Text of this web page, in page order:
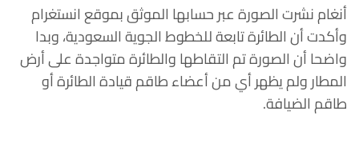
أنغام نشرت الصورة عبر حسابها الموثق بموقع انستغرام
وأكدت أن الطائرة تابعة للخطوط الجوية السعودية، وبدا
واضحا أن الصورة تم التقاطها والطائرة متواجدة على أرض
المطار ولم يظهر أي من أعضاء طاقم قيادة الطائرة أو
طاقم الضيافة.